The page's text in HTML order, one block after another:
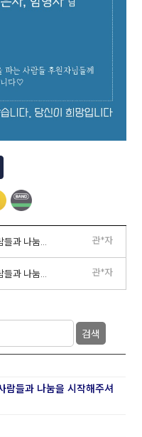
관*자
관*자
검색
람들과 나눔을 시작해주셔